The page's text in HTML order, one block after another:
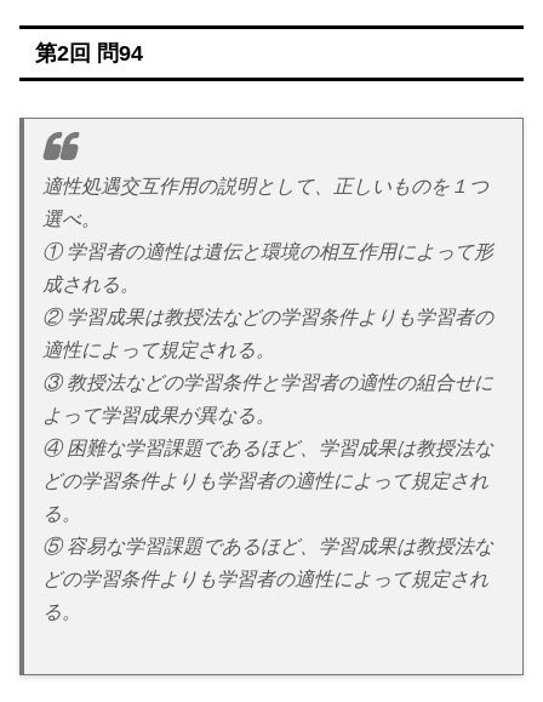
第2回 問94
適性処遇交互作用の説明として、正しいものを１つ
選べ。
① 学習者の適性は遺伝と環境の相互作用によって形
成される。
② 学習成果は教授法などの学習条件よりも学習者の
適性によって規定される。
③ 教授法などの学習条件と学習者の適性の組合せに
よって学習成果が異なる。
④ 困難な学習課題であるほど、学習成果は教授法な
どの学習条件よりも学習者の適性によって規定され
る。
⑤ 容易な学習課題であるほど、学習成果は教授法な
どの学習条件よりも学習者の適性によって規定され
る。